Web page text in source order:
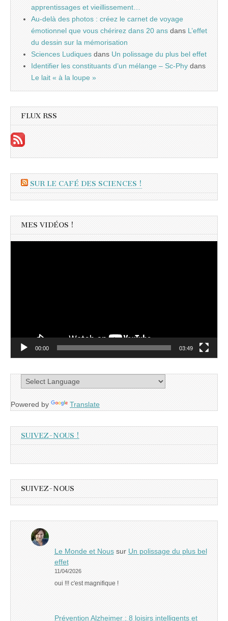
apprentissages et vieillissement…
Au-delà des photos : créez le carnet de voyage
émotionnel que vous chérirez dans 20 ans dans L’effet
du dessin sur la mémorisation
Sciences Ludiques dans Un polissage du plus bel effet
Identifier les constituants d’un mélange – Sc-Phy dans
Le lait « à la loupe »
FLUX RSS
SUR LE CAFÉ DES SCIENCES !
MES VIDÉOS !
00:00 03:49
Powered by Translate
SUIVEZ-NOUS !
SUIVEZ-NOUS
Le Monde et Noussur Un polissage du plus bel
effet
11/04/2026
oui !!! c'est magnifique !
Prévention Alzheimer : 8 loisirs intelligents et